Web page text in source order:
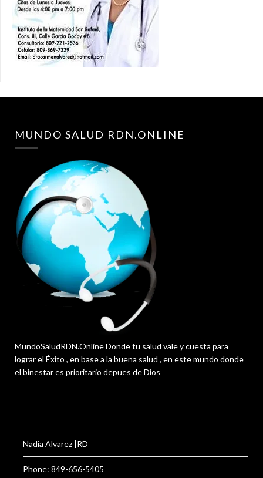
MUNDO SALUD RDN.ONLINE
MundoSaludRDN.Online Donde tu salud vale y cuesta para
lograr el Éxito , en base a la buena salud , en este mundo donde
el binestar es prioritario depues de Dios
Nadia Alvarez |RD
Phone: 849-656-5405